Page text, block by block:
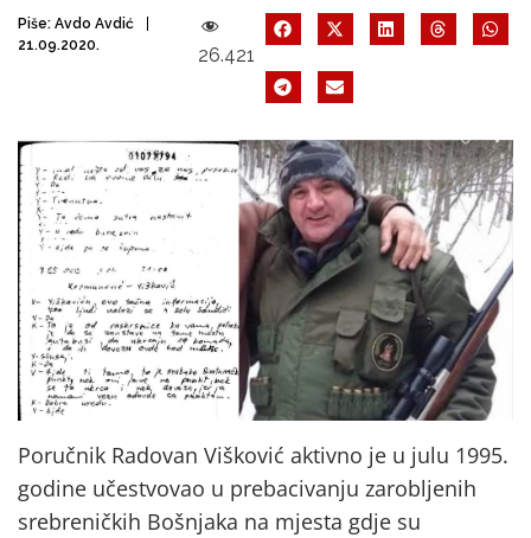
Piše: Avdo Avdić
21.09.2020.
26.421
Poručnik Radovan Višković aktivno je u julu 1995.
godine učestvovao u prebacivanju zarobljenih
srebreničkih Bošnjaka na mjesta gdje su